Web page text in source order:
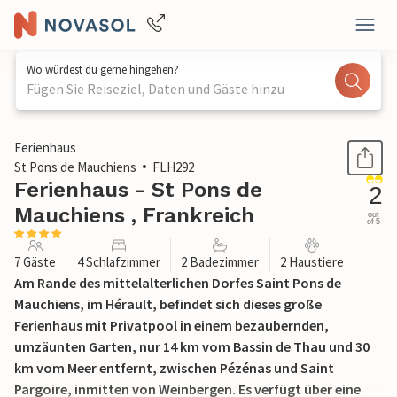
Wo würdest du gerne hingehen?
Fügen Sie Reiseziel, Daten und Gäste hinzu
1 / 26
Ferienhaus
St Pons de Mauchiens
FLH292
Ferienhaus - St Pons de
Mauchiens , Frankreich
2
out
of 5
7 Gäste 4 Schlafzimmer 2 Badezimmer 2 Haustiere
Am Rande des mittelalterlichen Dorfes Saint Pons de
Mauchiens, im Hérault, befindet sich dieses große
Ferienhaus mit Privatpool in einem bezaubernden,
umzäunten Garten, nur 14 km vom Bassin de Thau und 30
km vom Meer entfernt, zwischen Pézénas und Saint
Pargoire, inmitten von Weinbergen. Es verfügt über eine